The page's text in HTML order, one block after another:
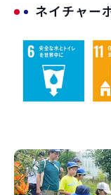
ネイチャー